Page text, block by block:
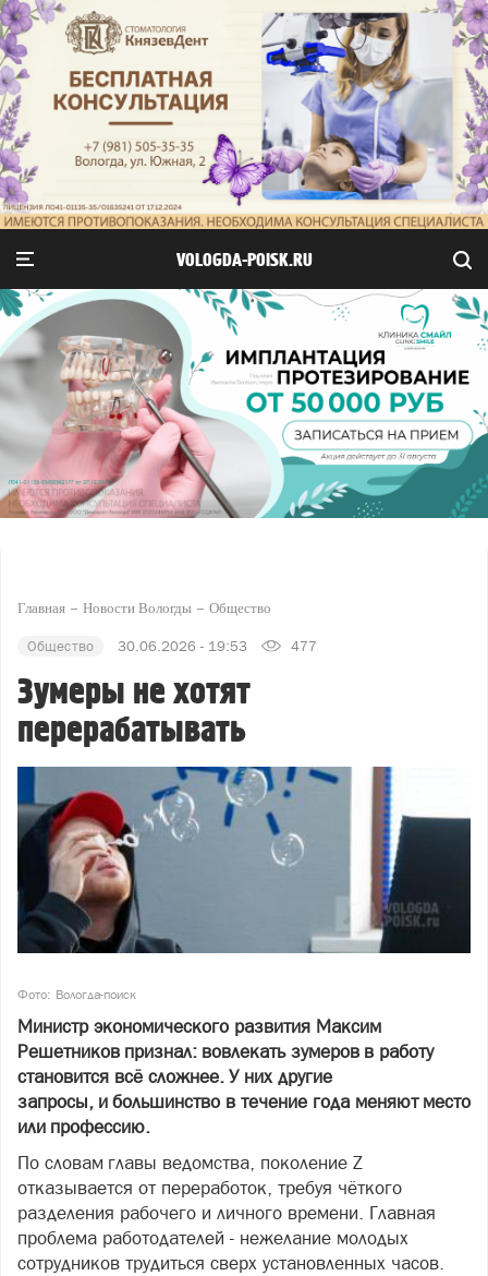
VOLOGDA-POISK.RU
Главная Новости Вологды Общество
Общество 30.06.2026 - 19:53 477
Зумеры не хотят
перерабатывать
Фото: Вологда-поиск
Министр экономического развития Максим
Решетников признал: вовлекать зумеров в работу
становится всё сложнее. У них другие
запросы, и большинство в течение года меняют место
или профессию.
По словам главы ведомства, поколение Z
отказывается от переработок, требуя чёткого
разделения рабочего и личного времени. Главная
проблема работодателей - нежелание молодых
сотрудников трудиться сверх установленных часов.